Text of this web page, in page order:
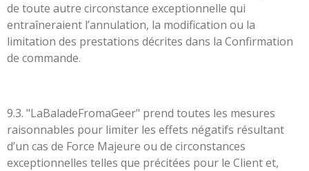
de toute autre circonstance exceptionnelle qui
entraîneraient l’annulation, la modification ou la
limitation des prestations décrites dans la Confirmation
de commande.
9.3. "LaBaladeFromaGeer" prend toutes les mesures
raisonnables pour limiter les effets négatifs résultant
d’un cas de Force Majeure ou de circonstances
exceptionnelles telles que précitées pour le Client et,